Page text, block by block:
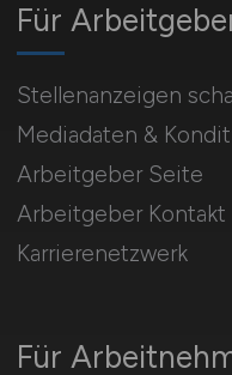
Für
Für
Stellenanzeigen
Mediadaten &
Arbeitgeber Seite
Arbeitgeber Kontakt
Karrierenetzwerk